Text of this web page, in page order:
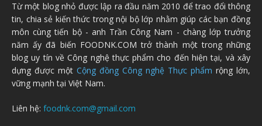
Từ một blog nhỏ được lập ra đầu năm 2010 để trao đổi thông
tin, chia sẻ kiến thức trong nội bộ lớp nhằm giúp các bạn đồng
môn cùng tiến bộ - anh Trần Công Nam - chàng lớp trưởng
năm ấy đã biến FOODNK.COM trở thành một trong những
blog uy tín về Công nghệ thực phẩm cho đến hiện tại, và xây
dựng được một Cộng đồng Công nghệ Thực phẩm rộng lớn,
vững mạnh tại Việt Nam.
Liên hệ: foodnk.com@gmail.com